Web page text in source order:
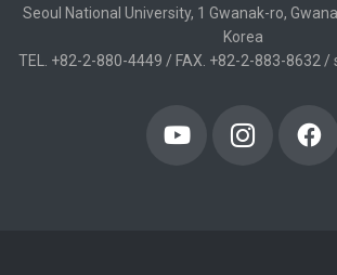
Seoul National University, 1 Gwanak-ro,
Korea
TEL. +82-2-880-4449 / FAX. +82-2-883-8632 /